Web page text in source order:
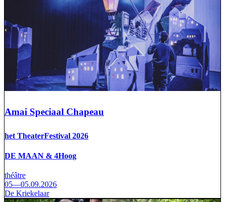
Amai Speciaal Chapeau
het TheaterFestival 2026
DE MAAN & 4Hoog
théâtre
05—05.09.2026
De Kriekelaar